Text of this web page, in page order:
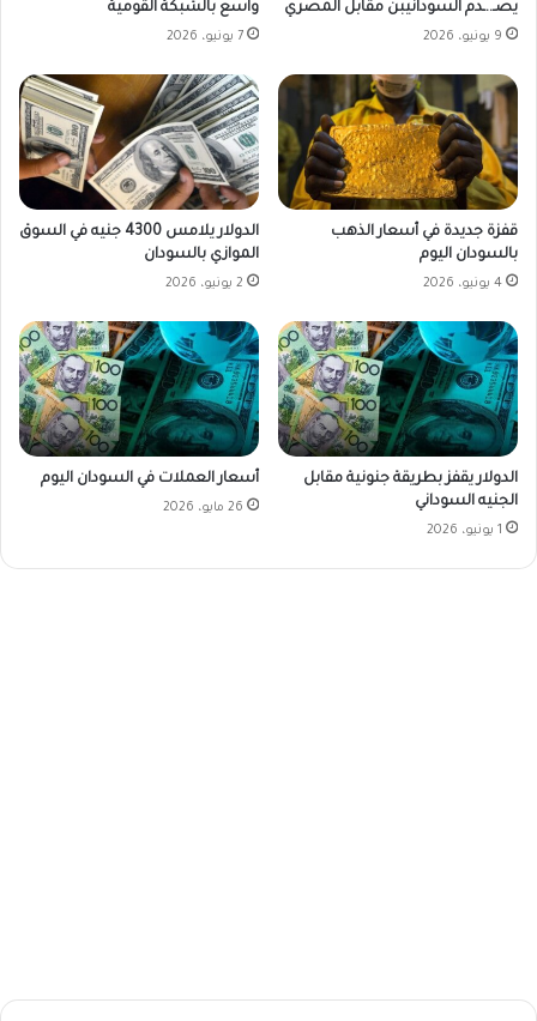
يصـ..ـدم السودانيبن مقابل المصري
9 يونيو، 2026
واسع بالشبكة القومية
7 يونيو، 2026
قفزة جديدة في أسعار الذهب
بالسودان اليوم
4 يونيو، 2026
الدولار يلامس 4300 جنيه في السوق
الموازي بالسودان
2 يونيو، 2026
الدولار يقفز بطريقة جنونية مقابل
الجنيه السوداني
1 يونيو، 2026
أسعار العملات في السودان اليوم
26 مايو، 2026